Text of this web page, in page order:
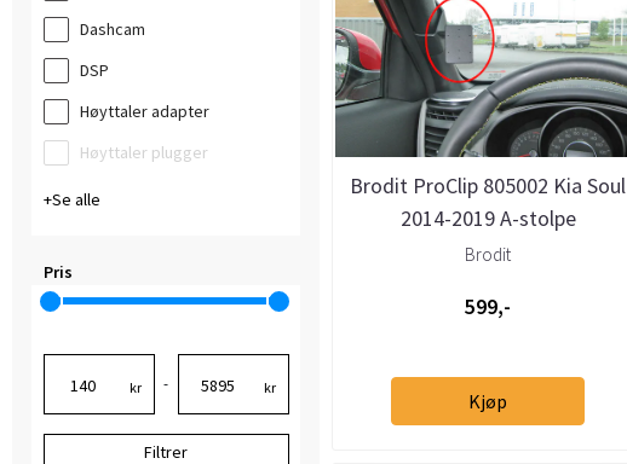
Dashcam
DSP
Høyttaler adapter
Høyttaler plugger
Se alle
Pris
kr - kr
Filtrer
Brodit ProClip 805002 Kia Soul
2014-2019 A-stolpe
Brodit
599,-
Kjøp